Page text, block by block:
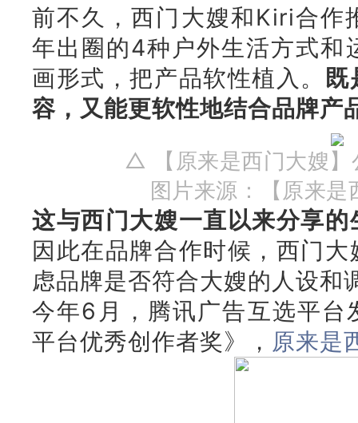
前不久，西门大嫂和Kiri合作
年出圈的4种户外生活方式和
画形式，把产品软性植入。 既
容，又能更软性地结合品牌产
△ 【原来是西门大嫂】
图片来源：
【原来
这与西门大嫂一直以来分享
因此在品牌合作时候，西门
虑品牌是否符合大嫂的人设和
今年6月，腾讯广告互选平台
平台优秀创作者奖》， 原来是